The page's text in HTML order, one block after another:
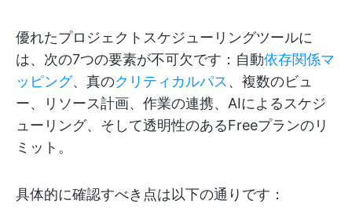
優れたプロジェクトスケジューリングツールに
は、次の7つの要素が不可欠です：自動依存関係マ
ッピング、真のクリティカルパス 、複数のビュ
ー、リソース計画、作業の連携、AIによるスケジ
ューリング、そして透明性のあるFreeプランのリ
ミット。
具体的に確認すべき点は以下の通りです：